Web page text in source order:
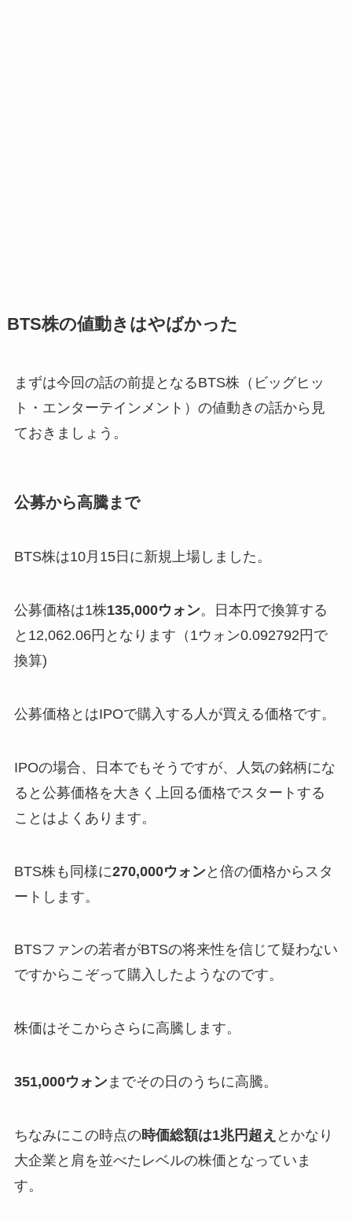
BTS株の値動きはやばかった
まずは今回の話の前提となるBTS株（ビッグヒッ
ト・エンターテインメント）の値動きの話から見
ておきましょう。
公募から高騰まで
BTS株は10月15日に新規上場しました。
公募価格は1株135,000ウォン。日本円で換算する
と12,062.06円となります（1ウォン0.092792円で
換算)
公募価格とはIPOで購入する人が買える価格です。
IPOの場合、日本でもそうですが、人気の銘柄にな
ると公募価格を大きく上回る価格でスタートする
ことはよくあります。
BTS株も同様に270,000ウォンと倍の価格からスタ
ートします。
BTSファンの若者がBTSの将来性を信じて疑わない
ですからこぞって購入 したようなのです。
株価はそこからさらに高騰します。
351,000ウォンまでその日のうちに高騰。
ちなみにこの時点の時価総額は1兆円超え とかなり
大企業と肩を並べたレベルの株価となっていま
す。